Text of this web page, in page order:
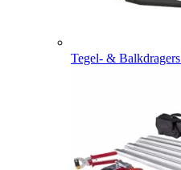
Tegel- & Balkdragers